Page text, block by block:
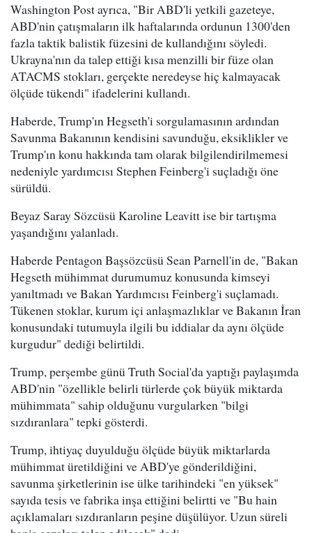
Washington Post ayrıca, "Bir ABD'li yetkili gazeteye,
ABD'nin çatışmaların ilk haftalarında ordunun 1300'den
fazla taktik balistik füzesini de kullandığını söyledi.
Ukrayna'nın da talep ettiği kısa menzilli bir füze olan
ATACMS stokları, gerçekte neredeyse hiç kalmayacak
ölçüde tükendi" ifadelerini kullandı.
Haberde, Trump'ın Hegseth'i sorgulamasının ardından
Savunma Bakanının kendisini savunduğu, eksiklikler ve
Trump'ın konu hakkında tam olarak bilgilendirilmemesi
nedeniyle yardımcısı Stephen Feinberg'i suçladığı öne
sürüldü.
Beyaz Saray Sözcüsü Karoline Leavitt ise bir tartışma
yaşandığını yalanladı.
Haberde Pentagon Başsözcüsü Sean Parnell'in de, "Bakan
Hegseth mühimmat durumumuz konusunda kimseyi
yanıltmadı ve Bakan Yardımcısı Feinberg'i suçlamadı.
Tükenen stoklar, kurum içi anlaşmazlıklar ve Bakanın İran
konusundaki tutumuyla ilgili bu iddialar da aynı ölçüde
kurgudur" dediği belirtildi.
Trump, perşembe günü Truth Social'da yaptığı paylaşımda
ABD'nin "özellikle belirli türlerde çok büyük miktarda
mühimmata" sahip olduğunu vurgularken "bilgi
sızdıranlara" tepki gösterdi.
Trump, ihtiyaç duyulduğu ölçüde büyük miktarlarda
mühimmat üretildiğini ve ABD'ye gönderildiğini,
savunma şirketlerinin ise ülke tarihindeki "en yüksek"
sayıda tesis ve fabrika inşa ettiğini belirtti ve "Bu hain
açıklamaları sızdıranların peşine düşülüyor. Uzun süreli